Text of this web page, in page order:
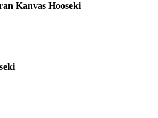
Kanvas Hooseki